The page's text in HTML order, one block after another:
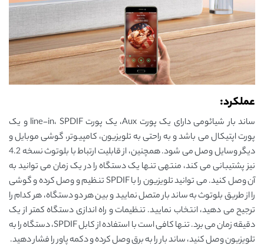
عملکرد:
ساند بار شیائومی دارای یک پورت Aux، یک پورت line-in، SPDIF و یک
پورت اپتیکال می باشد و به راحتی به تلویزیون، کامپیوتر، گوشی موبایل و
دیگر وسایل وصل می شود. همچنین، از قابلیت ارتباط با بلوتوث نسخه 4.2
نیز پشتیبانی می کند، منتهی تنها یک دستگاه را در یک زمان می توانید به
آن وصل کنید. می توانید تلویزیون را با SPDIF تنظیم و وصل کرده و گوشی
را از طریق بلوتوث به ساند بار متصل نمایید و بین هر دو دستگاه، هر کدام را
ترجیح می دهید، انتخاب نمایید. تنظیمات و راه اندازی دستگاه کمتر از یک
دقیقه زمان می برد. تنها کافی است با استفاده از کابل SPDIF، دستگاه را به
تلویزیون وصل کنید، ساند بار را به برق وصل کرده و دکمه پاور را فشار دهید.